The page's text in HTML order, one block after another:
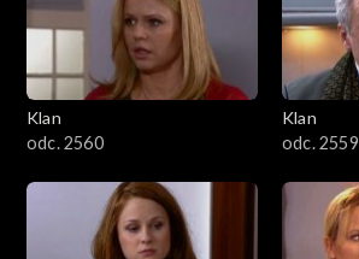
Klan
odc. 2560
Klan
odc. 2559